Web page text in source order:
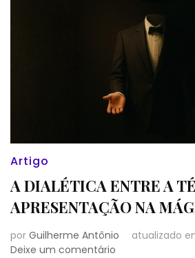
Artigo
A DIALÉTICA ENTRE A
APRESENTAÇÃO NA
por Guilherme Antônio atualizado
Deixe um comentário